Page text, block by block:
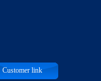
Customer link